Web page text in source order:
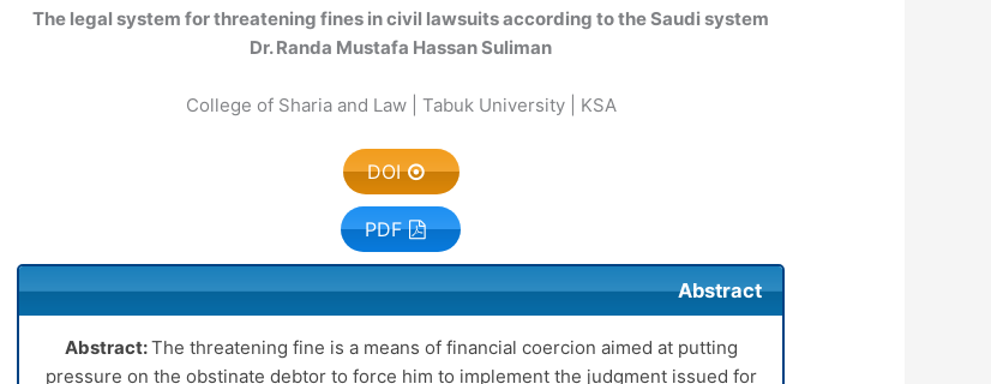
The legal system for threatening fines in civil lawsuits according to the Saudi system
Dr. Randa Mustafa Hassan Suliman
College of Sharia and Law | Tabuk University | KSA
DOI
PDF
Abstract
Abstract:The threatening fine is a means of financial coercion aimed at putting
pressure on the obstinate debtor to force him to implement the judgment issued for